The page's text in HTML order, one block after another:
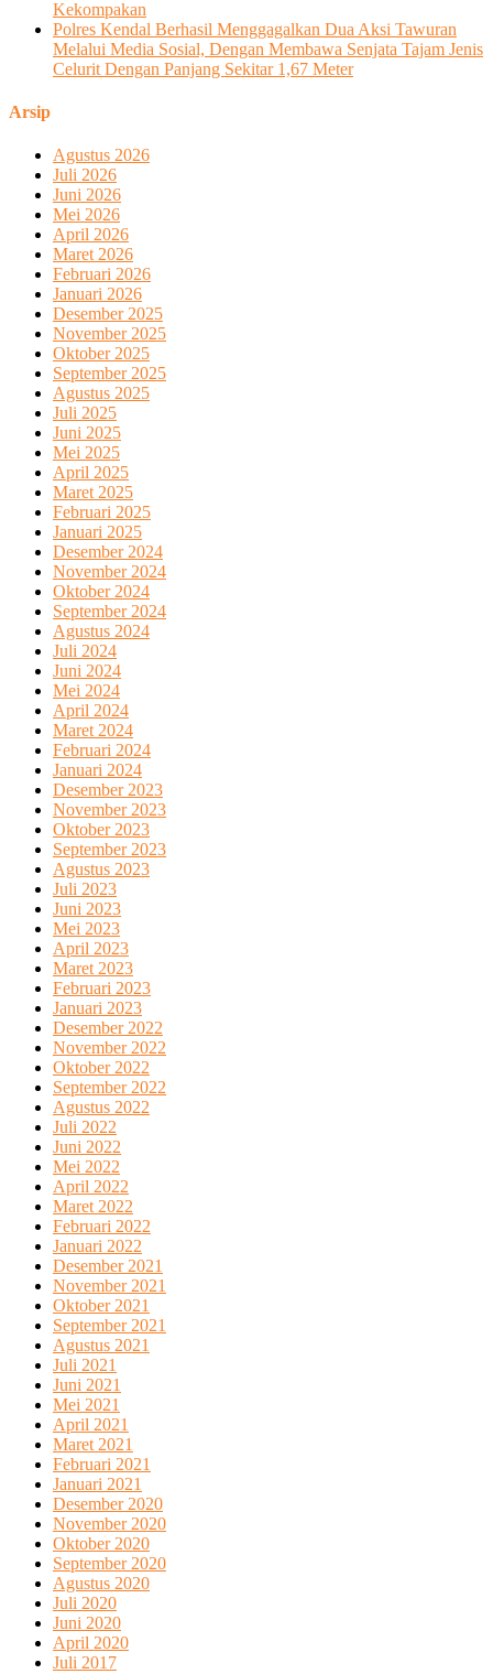
Kekompakan
Polres Kendal Berhasil Menggagalkan Dua Aksi Tawuran
Melalui Media Sosial, Dengan Membawa Senjata Tajam Jenis
Celurit Dengan Panjang Sekitar 1,67 Meter
Arsip
Agustus 2026
Juli 2026
Juni 2026
Mei 2026
April 2026
Maret 2026
Februari 2026
Januari 2026
Desember 2025
November 2025
Oktober 2025
September 2025
Agustus 2025
Juli 2025
Juni 2025
Mei 2025
April 2025
Maret 2025
Februari 2025
Januari 2025
Desember 2024
November 2024
Oktober 2024
September 2024
Agustus 2024
Juli 2024
Juni 2024
Mei 2024
April 2024
Maret 2024
Februari 2024
Januari 2024
Desember 2023
November 2023
Oktober 2023
September 2023
Agustus 2023
Juli 2023
Juni 2023
Mei 2023
April 2023
Maret 2023
Februari 2023
Januari 2023
Desember 2022
November 2022
Oktober 2022
September 2022
Agustus 2022
Juli 2022
Juni 2022
Mei 2022
April 2022
Maret 2022
Februari 2022
Januari 2022
Desember 2021
November 2021
Oktober 2021
September 2021
Agustus 2021
Juli 2021
Juni 2021
Mei 2021
April 2021
Maret 2021
Februari 2021
Januari 2021
Desember 2020
November 2020
Oktober 2020
September 2020
Agustus 2020
Juli 2020
Juni 2020
April 2020
Juli 2017